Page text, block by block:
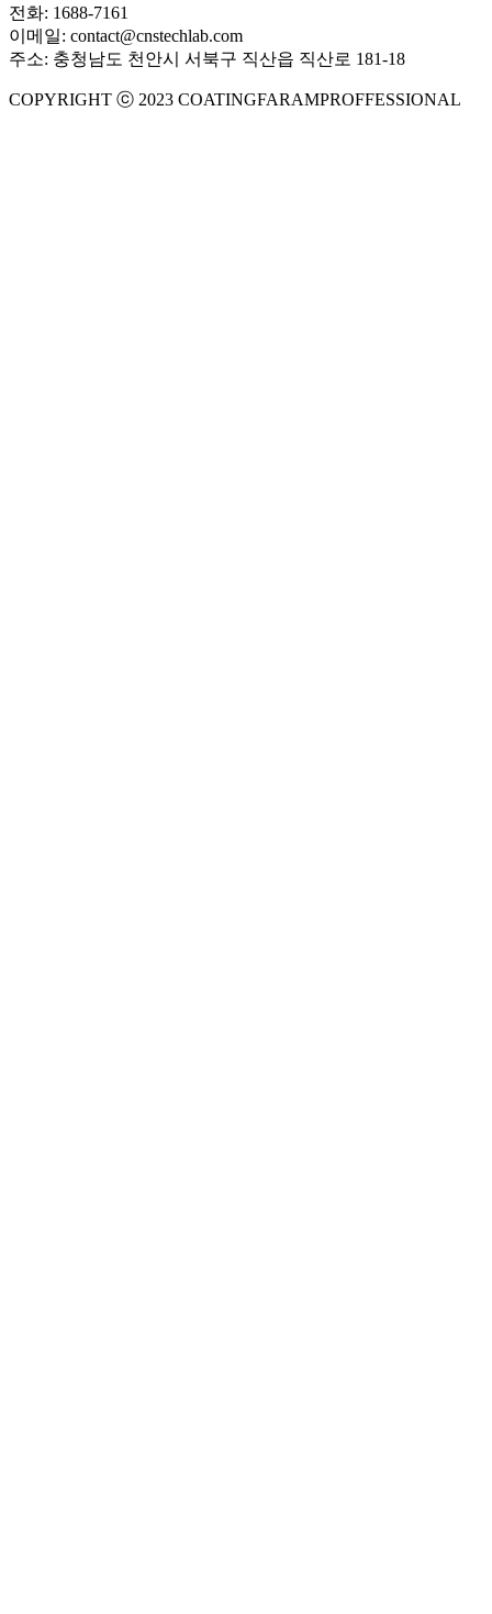
전화: 1688-7161
이메일: contact@cnstechlab.com
주소: 충청남도 천안시 서북구 직산읍 직산로 181-18
COPYRIGHT ⓒ 2023 COATINGFARAMPROFFESSIONAL